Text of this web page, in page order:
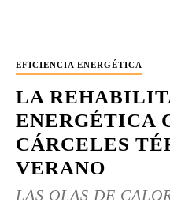
EFICIENCIA ENERGÉTICA
LA
ENERGÉTICA
CÁRCELES
VERANO
LAS OLAS DE